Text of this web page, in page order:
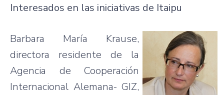
Interesados en las iniciativas de Itaipu
Barbara María Krause,
directora residente de la
Agencia de Cooperación
Internacional Alemana- GIZ,